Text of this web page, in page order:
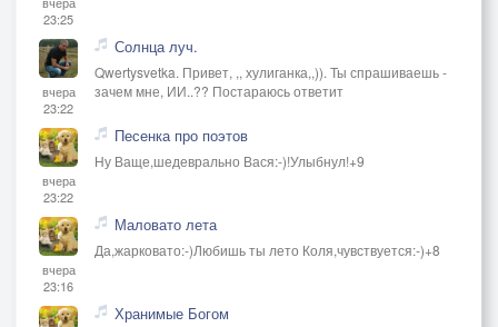
23:25
вчера
23:22
Солнца луч.
Qwertysvetka. Привет, ,, хулиганка,,)). Ты спрашиваешь -
зачем мне, ИИ..?? Постараюсь ответит
вчера
23:22
Песенка про поэтов
Ну Ваще,шедеврально Вася:-)!Улыбнул!+9
вчера
23:16
Маловато лета
Да,жарковато:-)Любишь ты лето Коля,чувствуется:-)+8
Хранимые Богом